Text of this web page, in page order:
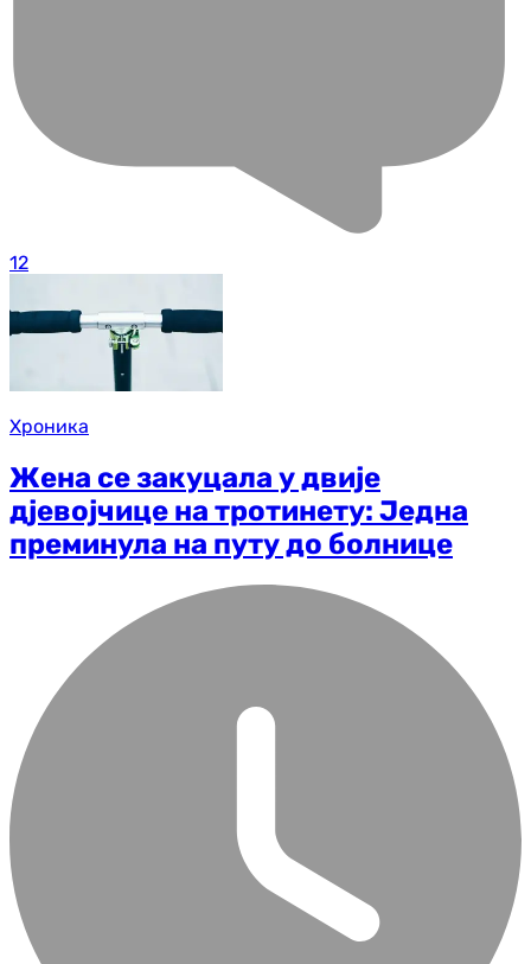
12
Хроника
Жена се закуцала у двије
дјевојчице на тротинету: Једна
преминула на путу до болнице